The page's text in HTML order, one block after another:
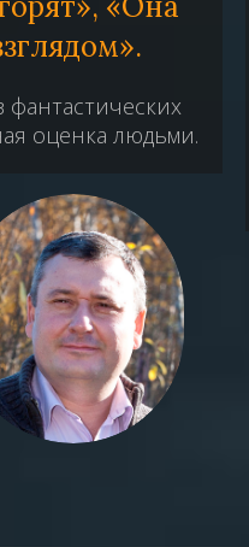
оценка людьми.​